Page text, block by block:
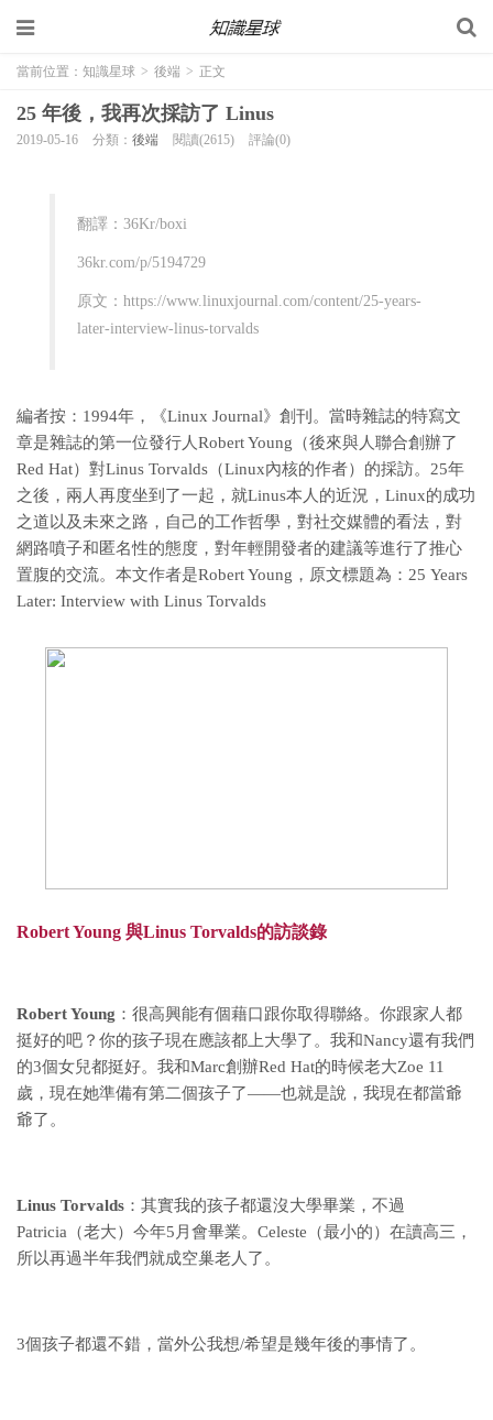
當前位置： 知識星球 > 後端 > 正文
25 年後，我再次採訪了 Linus
2019-05-16 分類： 後端 閱讀(2615) 評論(0)
翻譯：36Kr/boxi
36kr.com/p/5194729
原文：https://www.linuxjournal.com/content/25-years-
later-interview-linus-torvalds
編者按：1994年，《Linux Journal》創刊。當時雜誌的特寫文
章是雜誌的第一位發行人Robert Young（後來與人聯合創辦了
Red Hat）對Linus Torvalds（Linux內核的作者）的採訪。25年
之後，兩人再度坐到了一起，就Linus本人的近況，Linux的成功
之道以及未來之路，自己的工作哲學，對社交媒體的看法，對
網路噴子和匿名性的態度，對年輕開發者的建議等進行了推心
置腹的交流。本文作者是Robert Young，原文標題為：25 Years
Later: Interview with Linus Torvalds
Robert Young 與Linus Torvalds的訪談錄
Robert Young ：很高興能有個藉口跟你取得聯絡。你跟家人都
挺好的吧？你的孩子現在應該都上大學了。我和Nancy還有我們
的3個女兒都挺好。我和Marc創辦Red Hat的時候老大Zoe 11
歲，現在她準備有第二個孩子了——也就是說，我現在都當爺
爺了。
Linus Torvalds ：其實我的孩子都還沒大學畢業，不過
Patricia（老大）今年5月會畢業。Celeste（最小的）在讀高三，
所以再過半年我們就成空巢老人了。
3個孩子都還不錯，當外公我想/希望是幾年後的事情了。